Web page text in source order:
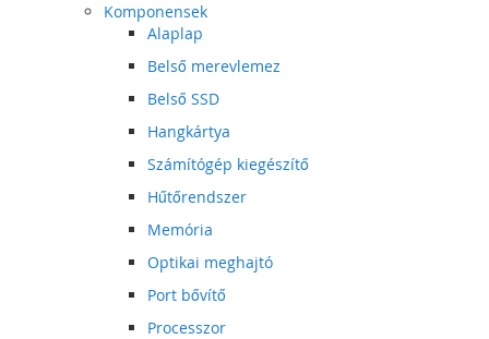
Komponensek
Alaplap
Belső merevlemez
Belső SSD
Hangkártya
Számítógép kiegészítő
Hűtőrendszer
Memória
Optikai meghajtó
Port bővítő
Processzor